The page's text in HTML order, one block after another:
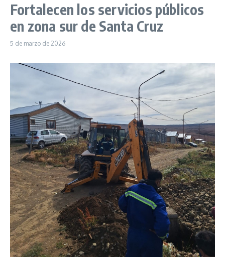
Fortalecen los servicios públicos
en zona sur de Santa Cruz
5 de marzo de 2026